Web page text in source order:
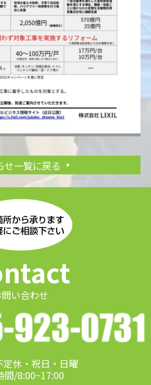
せ一覧に戻る
い合わせ
定休・祝日・日曜
間/8:00~17:00